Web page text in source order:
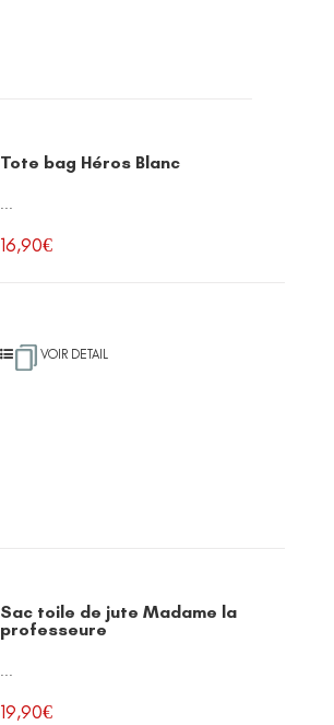
Tote bag Héros Blanc
...
16,90€
VOIR DETAIL
Sac toile de jute Madame la
professeure
...
19,90€